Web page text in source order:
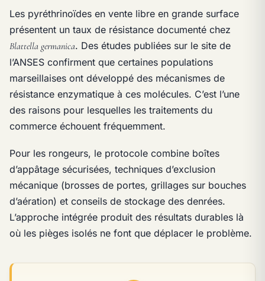
Les pyréthrinoïdes en vente libre en grande surface
présentent un taux de résistance documenté chez
Blattella germanica. Des études publiées sur le site de
l’ANSES confirment que certaines populations
marseillaises ont développé des mécanismes de
résistance enzymatique à ces molécules. C’est l’une
des raisons pour lesquelles les traitements du
commerce échouent fréquemment.
Pour les rongeurs, le protocole combine boîtes
d’appâtage sécurisées, techniques d’exclusion
mécanique (brosses de portes, grillages sur bouches
d’aération) et conseils de stockage des denrées.
L’approche intégrée produit des résultats durables là
où les pièges isolés ne font que déplacer le problème.